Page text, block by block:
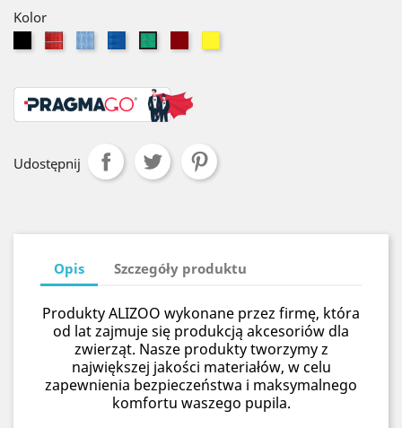
Kolor
CzarnyCzerwonyBłękitnyNiebieskiZielony
Udostępnij
Opis Szczegóły produktu
Produkty ALIZOO wykonane przez firmę, która
od lat zajmuje się produkcją akcesoriów dla
zwierząt. Nasze produkty tworzymy z
największej jakości materiałów, w celu
zapewnienia bezpieczeństwa i maksymalnego
komfortu waszego pupila.